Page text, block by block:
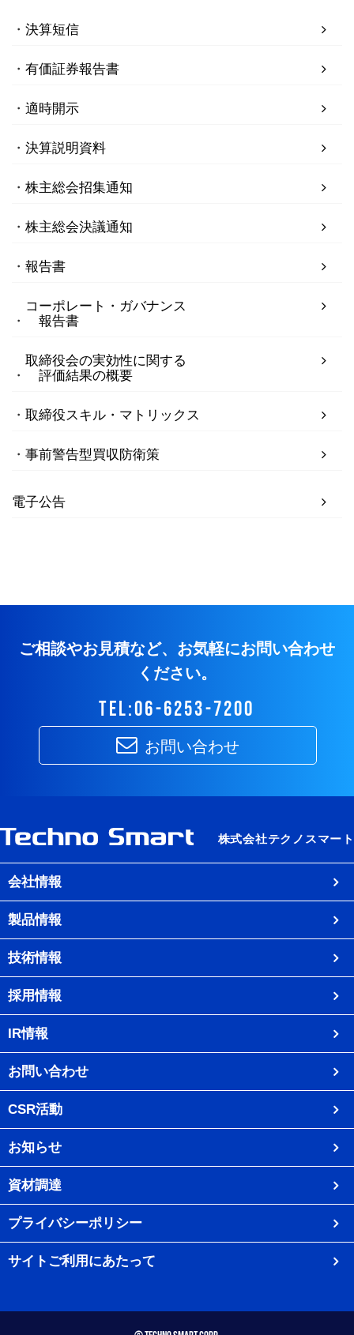
決算短信
有価証券報告書
適時開示
決算説明資料
株主総会招集通知
株主総会決議通知
報告書
コーポレート・ガバナンス
報告書
取締役会の実効性に関する
評価結果の概要
取締役スキル・マトリックス
事前警告型買収防衛策
電子公告
ご相談やお見積など、お気軽にお問い合わせ
ください。
tel:06-6253-7200
お問い合わせ
会社情報
製品情報
技術情報
採用情報
IR情報
お問い合わせ
CSR活動
お知らせ
資材調達
プライバシーポリシー
サイトご利用にあたって